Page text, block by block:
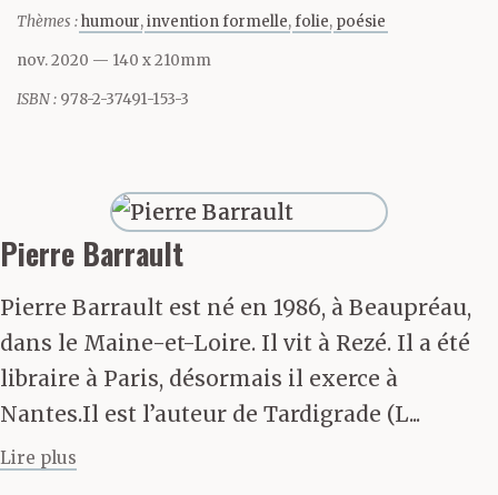
droite et à gauche et
tout droit en même
trois histoires à
raconter. Ou plutôt une
infinité. Une infinité
d’histoires qui, arrivées
à destination, n’en
feront
finalement qu’une…
Thèmes :humour invention formelle folie poésie
nov. 2020 — 140 x 210mm
ISBN : 978-2-37491-153-3
Pierre Barrault
Pierre Barrault est né en 1986, à Beaupréau,
dans le Maine-et-Loire. Il vit à Rezé. Il a été
libraire à Paris, désormais il exerce à
Nantes.Il est l’auteur de Tardigrade (L...
Lire plus